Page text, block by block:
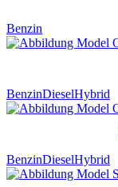
Benzin
BenzinDieselHybrid
BenzinDieselHybrid